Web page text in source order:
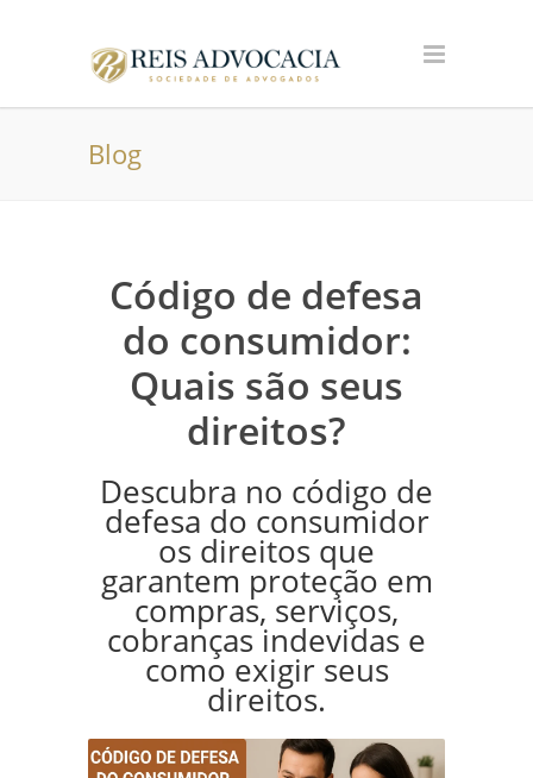
Blog
Código de defesa
do consumidor:
Quais são seus
direitos?
Descubra no código de
defesa do consumidor
os direitos que
garantem proteção em
compras, serviços,
cobranças indevidas e
como exigir seus
direitos.